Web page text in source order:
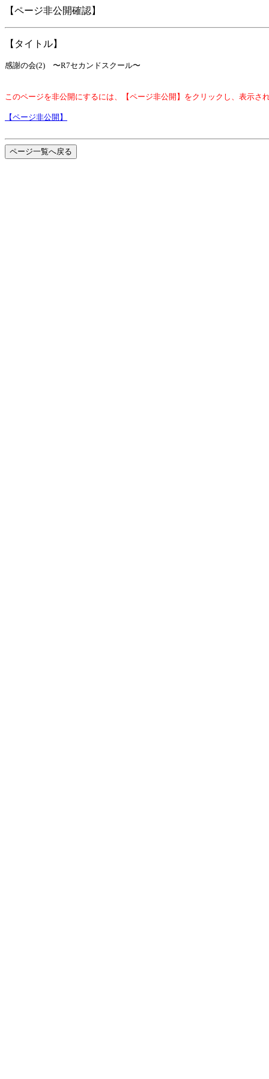
【ページ非公開確認】
【タイトル】
感謝の会(2) 〜R7セカンドスクール〜
このページを非公開にするには、【ページ非公開】をクリックし、表示さ
【ページ非公開】